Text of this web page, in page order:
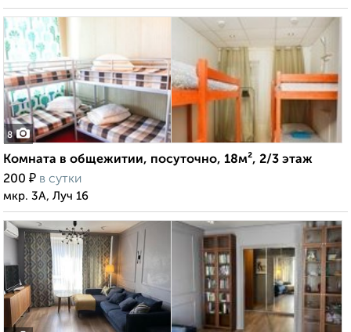
8
Комната в общежитии, посуточно, 18м², 2/3 этаж
200 ₽ в сутки
мкр. 3А, Луч 16